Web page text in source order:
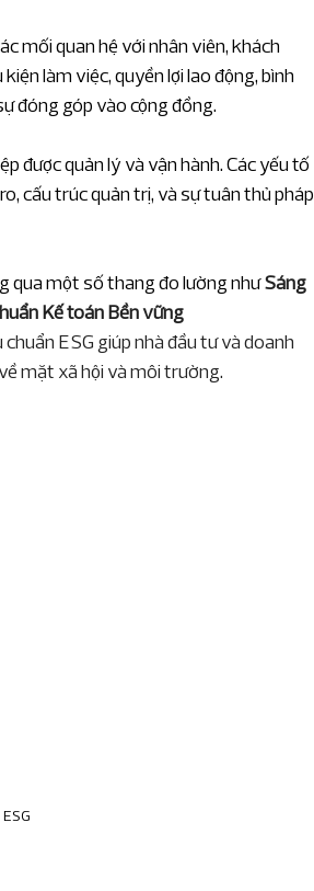
mối quan hệ với nhân viên, khách
làm việc, quyền lợi lao động, bình
đóng góp vào cộng đồng.
được quản lý và vận hành. Các yếu tố
cấu trúc quản trị, và sự tuân thủ pháp
qua một số thang đo lường như Sáng
Kế toán Bền vững
ESG giúp nhà đầu tư và doanh
mặt xã hội và môi trường.